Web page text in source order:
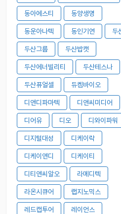
동아에스티 동양생명
동운아나텍 동인기연 두
두산그룹 두산밥캣
두산에너빌리티 두산테스나
두산퓨얼셀 듀켐바이오
디앤디파마텍 디앤씨미디어
디어유 디오 디와이파워
디지털대성 디케이락
디케이앤디 디케이티
디티앤씨알오 라메디텍
라온시큐어 랩지노믹스
레드캡투어 레이언스